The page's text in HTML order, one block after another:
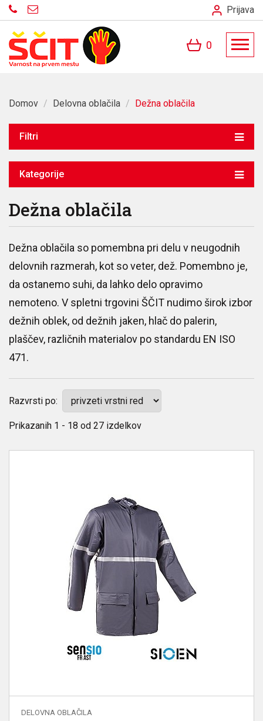
Prijava
0
Domov / Delovna oblačila / Dežna oblačila
Filtri
Kategorije
Dežna oblačila
Dežna oblačila so pomembna pri delu v neugodnih
delovnih razmerah, kot so veter, dež. Pomembno je,
da ostanemo suhi, da lahko delo opravimo
nemoteno. V spletni trgovini ŠČIT nudimo širok izbor
dežnih oblek, od dežnih jaken, hlač do palerin,
plaščev, različnih materialov po standardu EN ISO
471.
Razvrsti po:
Prikazanih 1 - 18 od 27 izdelkov
DELOVNA OBLAČILA